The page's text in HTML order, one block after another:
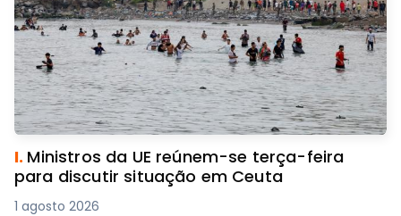
I. Ministros da UE reúnem-se terça-feira
para discutir situação em Ceuta
1 agosto 2026